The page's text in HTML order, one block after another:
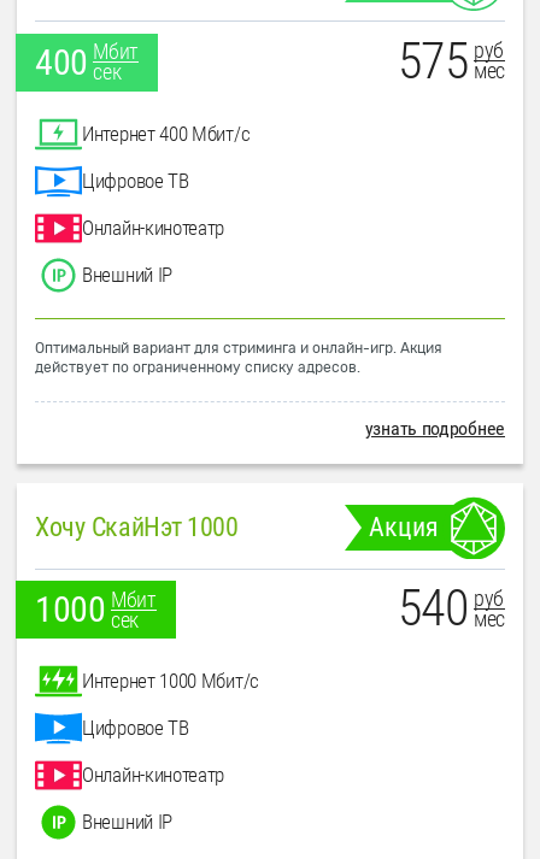
400 Мбит
сек
575 руб
мес
Интернет 400 Мбит/с
Цифровое ТВ
Онлайн-кинотеатр
Внешний IP
Оптимальный вариант для стриминга и онлайн-игр. Акция
действует по ограниченному списку адресов.
узнать подробнее
Хочу СкайНэт 1000 Акция
1000 Мбит
сек
540 руб
мес
Интернет 1000 Мбит/с
Цифровое ТВ
Онлайн-кинотеатр
Внешний IP